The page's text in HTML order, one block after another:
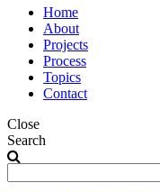
Home
About
Projects
Process
Topics
Contact
Close
Search